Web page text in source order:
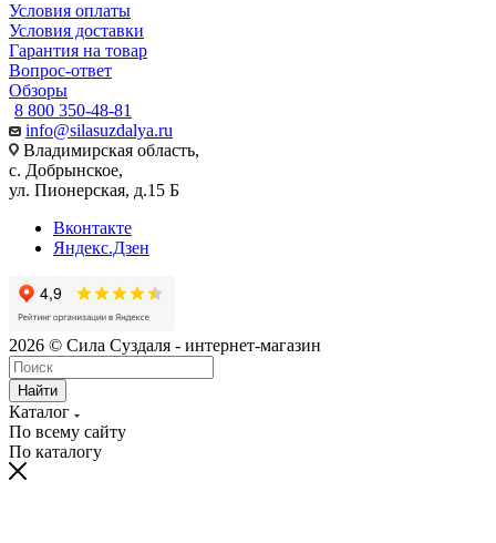
Условия оплаты
Условия доставки
Гарантия на товар
Вопрос-ответ
Обзоры
8 800 350-48-81
info@silasuzdalya.ru
Владимирская область,
с. Добрынское,
ул. Пионерская, д.15 Б
Вконтакте
Яндекс.Дзен
2026 © Сила Суздаля - интернет-магазин
Найти
Каталог
По всему сайту
По каталогу